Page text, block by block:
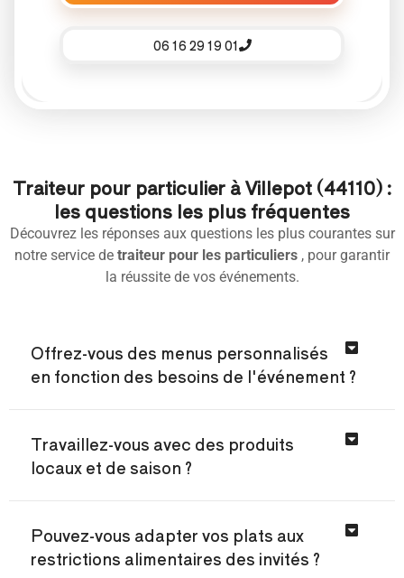
06 16 29 19 01
Traiteur pour particulier à Villepot (44110) :
les questions les plus fréquentes
Découvrez les réponses aux questions les plus courantes sur
notre service de traiteur pour les particuliers , pour garantir
la réussite de vos événements.
Offrez-vous des menus personnalisés
en fonction des besoins de l'événement ?
Travaillez-vous avec des produits
locaux et de saison ?
Pouvez-vous adapter vos plats aux
restrictions alimentaires des invités ?